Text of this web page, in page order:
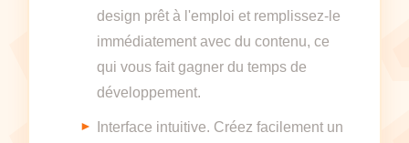
design prêt à l'emploi et remplissez-le
immédiatement avec du contenu, ce
qui vous fait gagner du temps de
développement.
Interface intuitive. Créez facilement un